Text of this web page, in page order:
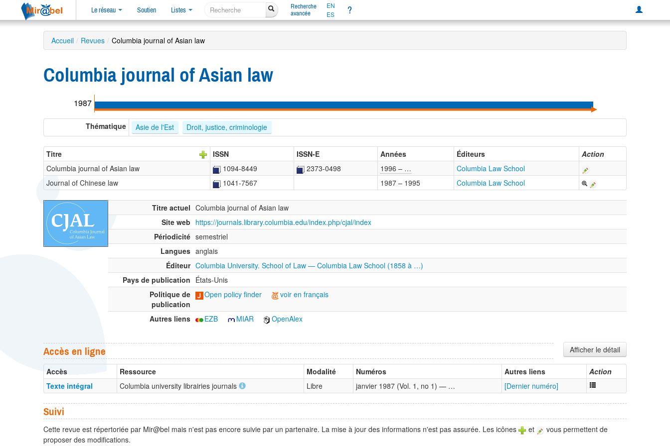
Le réseau Soutien Listes
Recherche
avancée
EN
ES
?
Accueil / Revues / Columbia journal of Asian law
Columbia journal of Asian law
1987
Thématique Asie de l'Est Droit, justice, criminologie
Titre ISSN ISSN-E Années Éditeurs
Action
Columbia journal of Asian law
1094-8449 2373-0498 1996 – …
Columbia Law School
Journal of Chinese law
1041-7567 1987 – 1995 Columbia Law School
Titre actuel Columbia journal of Asian law
Site web https://journals.library.columbia.edu/index.php/cjal/index
Périodicité semestriel
Langues anglais
Éditeur Columbia University. School of Law — Columbia Law School (1858 à …)
Pays de publication États-Unis
Politique de
publication
Open policy finder voir en français
Autres liens EZB MIAR OpenAlex
Afficher le détail
Accès en ligne
Accès Ressource Modalité Numéros Autres liens
Action
Texte intégral
Columbia university librairies journals Libre janvier 1987 (Vol. 1, no 1) — … [Dernier numéro]
Suivi
Cette revue est répertoriée par Mir@bel mais n'est pas encore suivie par un partenaire. La mise à jour des informations n'est pas assurée. Les icônes et
vous permettent de
proposer des modifications.